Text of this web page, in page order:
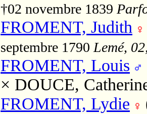
†02 novembre 1839
FROMENT, Judith
septembre 1790 Lemé,
FROMENT, Louis
× DOUCE,
FROMENT, Lydie